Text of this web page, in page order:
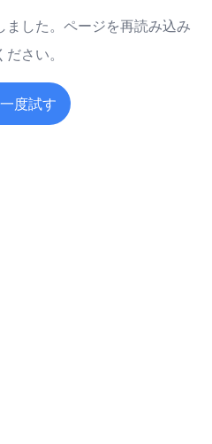
した。ページを再読み込み
ださい。
度試す